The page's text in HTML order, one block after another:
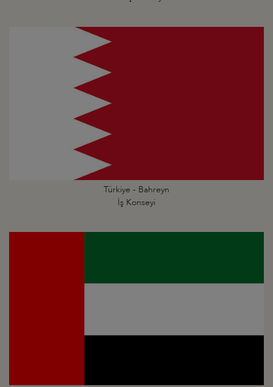
Türkiye - Bahreyn
İş Konseyi